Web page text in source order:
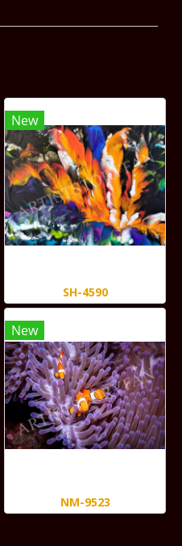
New
SH-4590
New
NM-9523